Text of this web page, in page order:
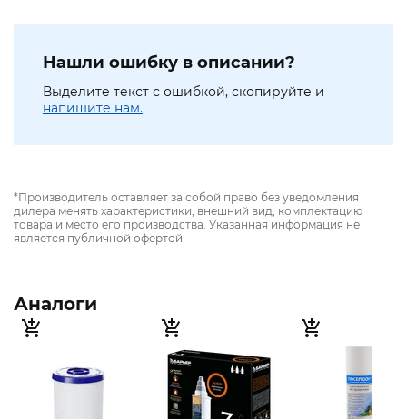
Нашли ошибку в описании?
Выделите текст с ошибкой, скопируйте и
напишите нам.
*Производитель оставляет за собой право без уведомления
дилера менять характеристики, внешний вид, комплектацию
товара и место его производства. Указанная информация не
является публичной офертой
Аналоги